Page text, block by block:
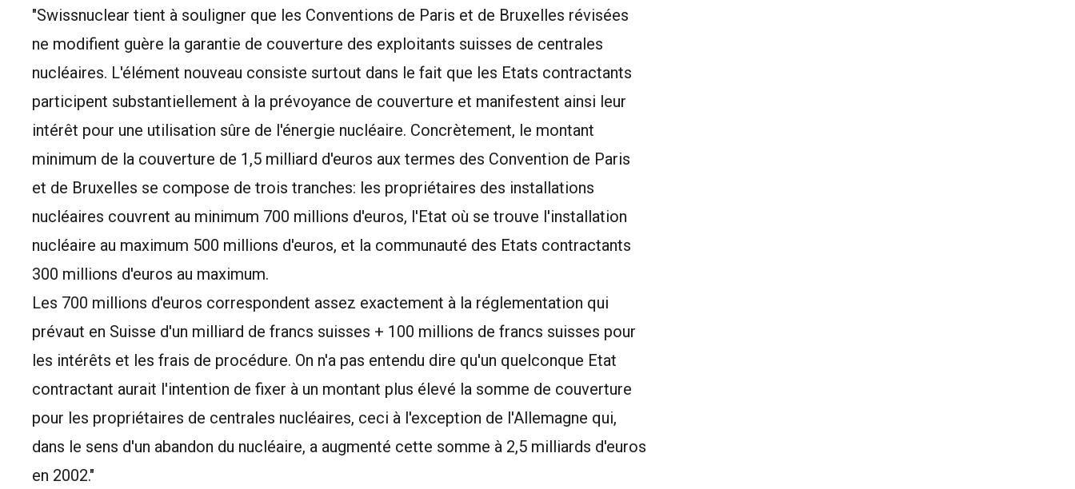
"Swissnuclear tient à souligner que les Conventions de Paris et de Bruxelles révisées
ne modifient guère la garantie de couverture des exploitants suisses de centrales
nucléaires. L'élément nouveau consiste surtout dans le fait que les Etats contractants
participent substantiellement à la prévoyance de couverture et manifestent ainsi leur
intérêt pour une utilisation sûre de l'énergie nucléaire. Concrètement, le montant
minimum de la couverture de 1,5 milliard d'euros aux termes des Convention de Paris
et de Bruxelles se compose de trois tranches: les propriétaires des installations
nucléaires couvrent au minimum 700 millions d'euros, l'Etat où se trouve l'installation
nucléaire au maximum 500 millions d'euros, et la communauté des Etats contractants
300 millions d'euros au maximum.
Les 700 millions d'euros correspondent assez exactement à la réglementation qui
prévaut en Suisse d'un milliard de francs suisses + 100 millions de francs suisses pour
les intérêts et les frais de procédure. On n'a pas entendu dire qu'un quelconque Etat
contractant aurait l'intention de fixer à un montant plus élevé la somme de couverture
pour les propriétaires de centrales nucléaires, ceci à l'exception de l'Allemagne qui,
dans le sens d'un abandon du nucléaire, a augmenté cette somme à 2,5 milliards d'euros
en 2002."